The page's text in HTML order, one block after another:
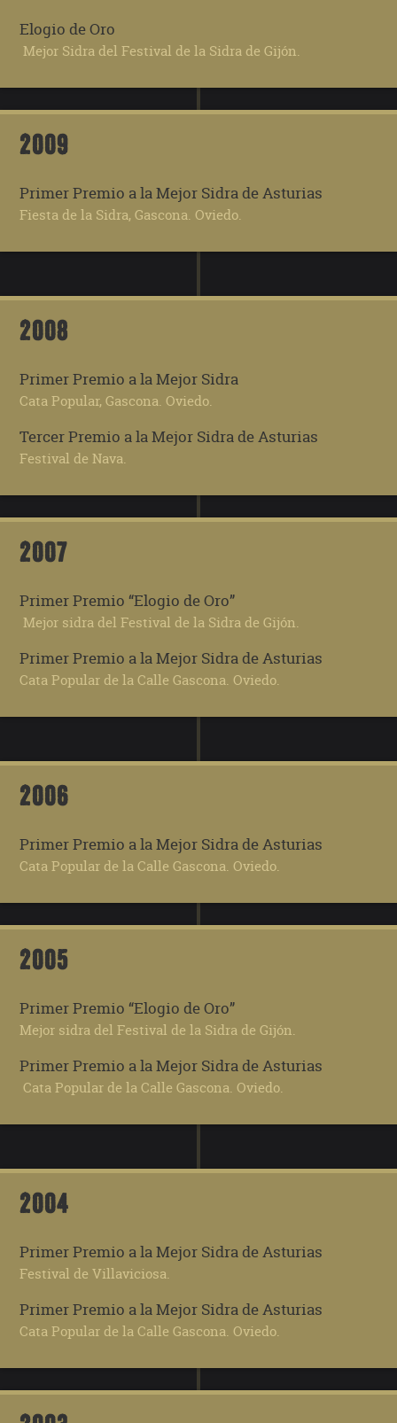
Elogio de Oro
Mejor Sidra del Festival de la Sidra de Gijón.
2009
Primer Premio a la Mejor Sidra de Asturias
Fiesta de la Sidra, Gascona. Oviedo.
2008
Primer Premio a la Mejor Sidra
Cata Popular, Gascona. Oviedo.
Tercer Premio a la Mejor Sidra de Asturias
Festival de Nava.
2007
Primer Premio “Elogio de Oro”
Mejor sidra del Festival de la Sidra de Gijón.
Primer Premio a la Mejor Sidra de Asturias
Cata Popular de la Calle Gascona. Oviedo.
2006
Primer Premio a la Mejor Sidra de Asturias
Cata Popular de la Calle Gascona. Oviedo.
2005
Primer Premio “Elogio de Oro”
Mejor sidra del Festival de la Sidra de Gijón.
Primer Premio a la Mejor Sidra de Asturias
Cata Popular de la Calle Gascona. Oviedo.
2004
Primer Premio a la Mejor Sidra de Asturias
Festival de Villaviciosa.
Primer Premio a la Mejor Sidra de Asturias
Cata Popular de la Calle Gascona. Oviedo.